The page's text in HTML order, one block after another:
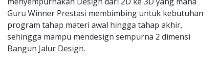
Guru Winner Prestasi membimbing untuk kebutuhan
program tahap materi awal hingga tahap akhir,
sehingga mampu mendesign sempurna 2 dimensi
Bangun Jalur Design.